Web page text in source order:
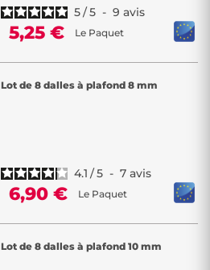
5/5 - 9 avis
5,25 € Le Paquet
Lot de 8 dalles à plafond 8 mm
4.1 /5 - 7 avis
6,90 € Le Paquet
Lot de 8 dalles à plafond 10 mm